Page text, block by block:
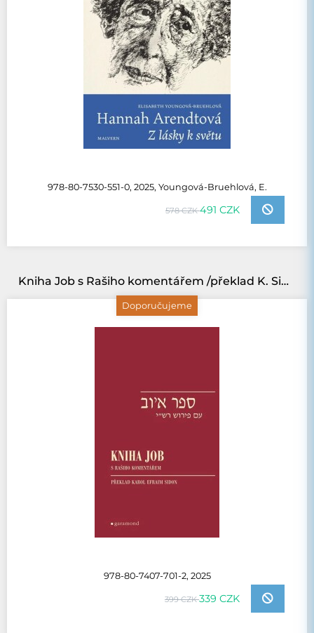
978-80-7530-551-0, 2025, Youngová-Bruehlová, E.
578 CZK491 CZK
Doporučujeme
Kniha Job s Rašiho komentářem /překlad K. Sidon/
978-80-7407-701-2, 2025
399 CZK339 CZK